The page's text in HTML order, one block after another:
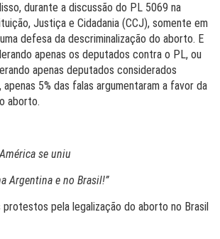
durante a discussão do PL 5069 na
Justiça e Cidadania (CCJ), somente em
defesa da descriminalização do aborto. E
apenas os deputados contra o PL, ou
apenas deputados considerados
, apenas 5% das falas argumentaram a favor da
aborto.
se uniu
Argentina e no Brasil!”
protestos pela legalização do aborto no Brasil